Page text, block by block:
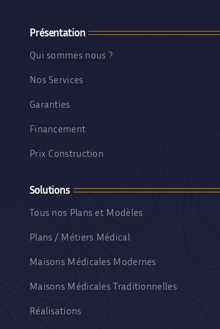
Présentation
Qui sommes nous ?
Nos Services
Garanties
Financement
Prix Construction
Solutions
Tous nos Plans et Modèles
Plans / Métiers Médical
Maisons Médicales Modernes
Maisons Médicales Traditionnelles
Réalisations